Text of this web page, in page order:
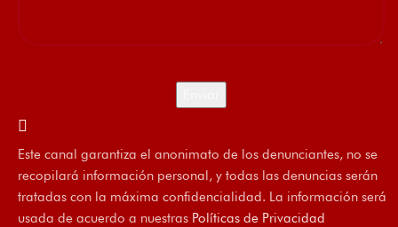
Este canal garantiza el anonimato de los denunciantes, no se
recopilará información personal, y todas las denuncias serán
tratadas con la máxima confidencialidad. La información será
usada de acuerdo a nuestras Políticas de Privacidad